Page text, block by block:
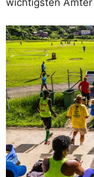
wichtigsten